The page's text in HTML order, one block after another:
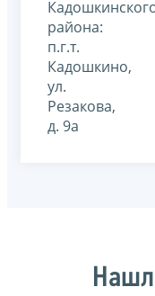
района:
п.г.т.
Кадошкино,
ул.
Резакова,
д. 9а